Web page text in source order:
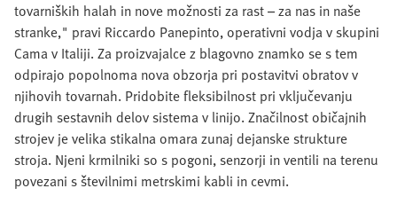
tovarniških halah in nove možnosti za rast – za nas in naše
stranke," pravi Riccardo Panepinto, operativni vodja v skupini
Cama v Italiji. Za proizvajalce z blagovno znamko se s tem
odpirajo popolnoma nova obzorja pri postavitvi obratov v
njihovih tovarnah. Pridobite fleksibilnost pri vključevanju
drugih sestavnih delov sistema v linijo. Značilnost običajnih
strojev je velika stikalna omara zunaj dejanske strukture
stroja. Njeni krmilniki so s pogoni, senzorji in ventili na terenu
povezani s številnimi metrskimi kabli in cevmi.